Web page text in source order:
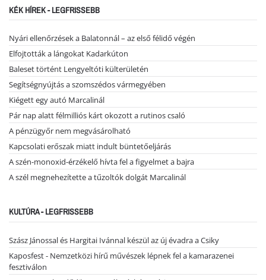
KÉK HÍREK - LEGFRISSEBB
Nyári ellenőrzések a Balatonnál – az első félidő végén
Elfojtották a lángokat Kadarkúton
Baleset történt Lengyeltóti külterületén
Segítségnyújtás a szomszédos vármegyében
Kiégett egy autó Marcalinál
Pár nap alatt félmilliós kárt okozott a rutinos csaló
A pénzügyőr nem megvásárolható
Kapcsolati erőszak miatt indult büntetőeljárás
A szén-monoxid-érzékelő hívta fel a figyelmet a bajra
A szél megnehezítette a tűzoltók dolgát Marcalinál
KULTÚRA - LEGFRISSEBB
Szász Jánossal és Hargitai Ivánnal készül az új évadra a Csiky
Kaposfest - Nemzetközi hírű művészek lépnek fel a kamarazenei
fesztiválon